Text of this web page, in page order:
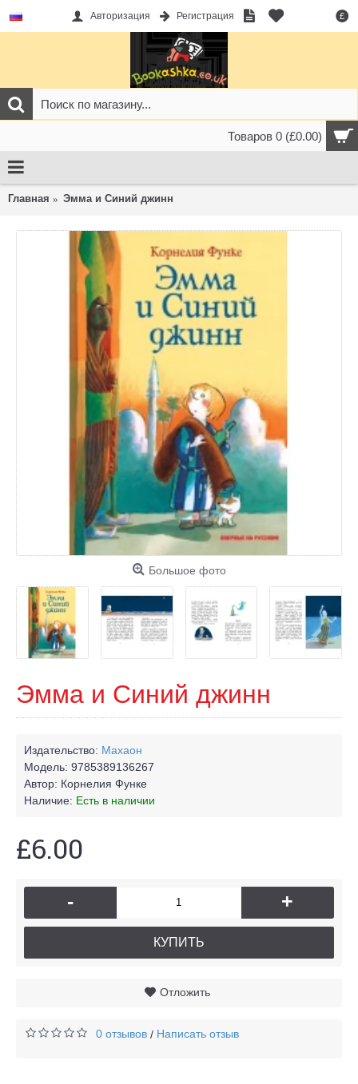
£
Авторизация Регистрация
Товаров 0 (£0.00)
Главная Эмма и Синий джинн
Большое фото
Эмма и Синий джинн
Издательство: Махаон
Модель: 9785389136267
Автор: Корнелия Функе
Наличие: Есть в наличии
£6.00
- +
КУПИТЬ
Отложить
0 отзывов / Написать отзыв